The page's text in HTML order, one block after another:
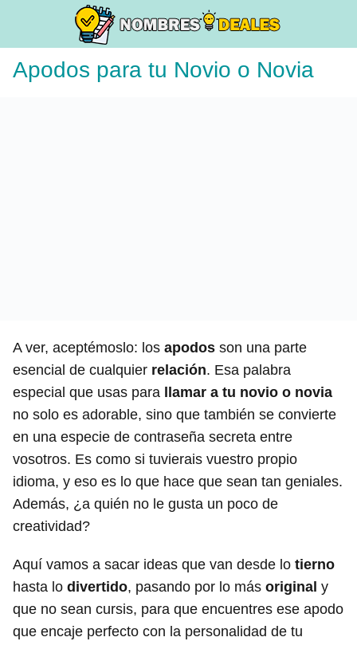
Apodos para tu Novio o Novia
A ver, aceptémoslo: los apodos son una parte
esencial de cualquier relación. Esa palabra
especial que usas para
llamar a tu novio o novia
no solo es adorable, sino que también se convierte
en una especie de contraseña secreta entre
vosotros. Es como si tuvierais vuestro propio
idioma, y eso es lo que hace que sean tan geniales.
Además, ¿a quién no le gusta un poco de
creatividad?
Aquí vamos a sacar ideas que van desde lo tierno
hasta lo divertido, pasando por lo más original y
que no sean cursis, para que encuentres ese apodo
que encaje perfecto con la personalidad de tu